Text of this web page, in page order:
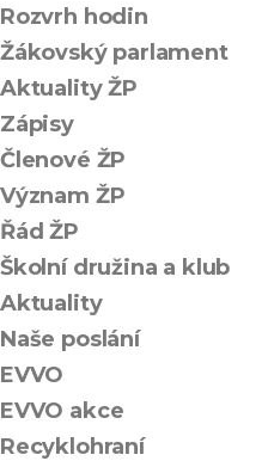
Rozvrh hodin
Žákovský parlament
Aktuality ŽP
Zápisy
Členové ŽP
Význam ŽP
Řád ŽP
Školní družina a klub
Aktuality
Naše poslání
EVVO
EVVO akce
Recyklohraní